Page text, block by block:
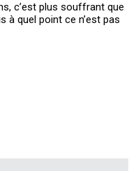
c’est plus souffrant que
à quel point ce n’est pas